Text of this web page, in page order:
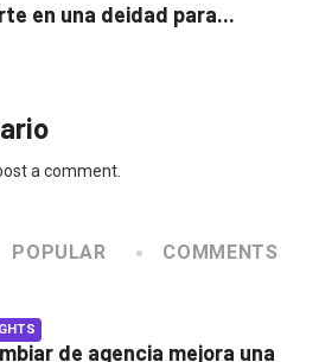
en una deidad para...
a comment.
POPULAR COMMENTS
de agencia mejora una